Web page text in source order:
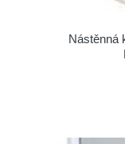
Nástěnná